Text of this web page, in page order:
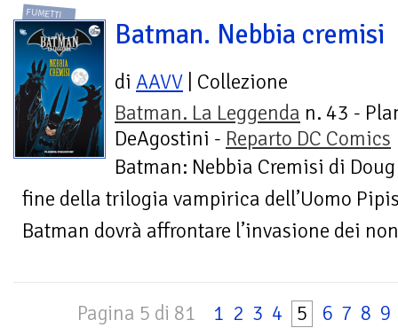
FUMETTI
Batman. Nebbia cremisi
di AAVV | Collezione
Batman. La Leggenda n. 43 -
DeAgostini - Reparto DC Comics
Batman: Nebbia Cremisi di
fine della trilogia vampirica dell’Uomo
Batman dovrà affrontare l’invasione dei
Pagina 5 di 81 1 2 3 4 5 6 7 8 9